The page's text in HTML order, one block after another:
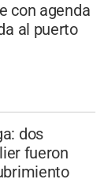
con agenda
al puerto
dos
fueron